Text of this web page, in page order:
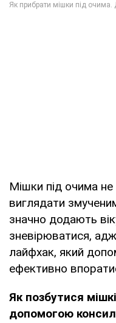
Мішки під очима
виглядати
значно додають
зневірюватися,
лайфхак, який
ефективно
Як позбутися
допомогою